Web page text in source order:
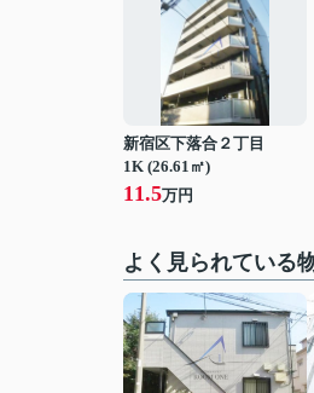
新宿区下落合２丁目
1K (26.61㎡)
11.5万円
よく見られている